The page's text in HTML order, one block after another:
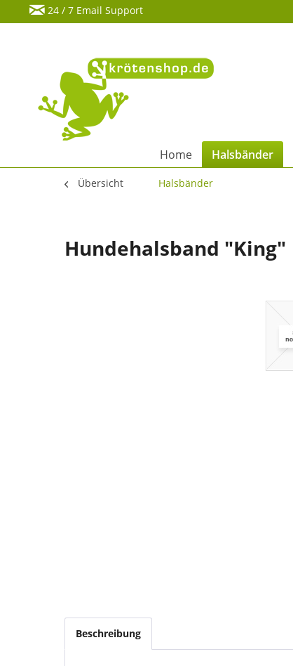
24 / 7 Email Support
Home Halsbänder
Übersicht Halsbänder
Hundehalsband "King"
Beschreibung